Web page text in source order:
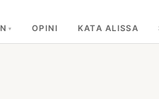
OPINI KATA ALISSA